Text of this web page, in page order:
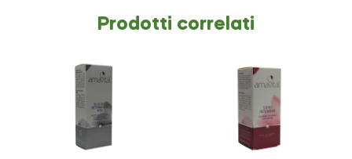
Prodotti correlati